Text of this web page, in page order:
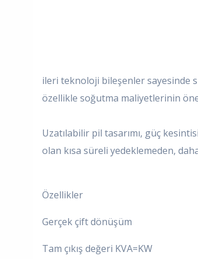
ileri teknoloji bileşenler sayesinde
özellikle soğutma maliyetlerinin
Uzatılabilir pil tasarımı, güç
olan kısa süreli yedeklemeden,
Özellikler
Gerçek çift dönüşüm
Tam çıkış değeri KVA=KW